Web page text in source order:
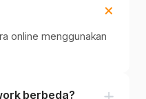
online menggunakan
berbeda?